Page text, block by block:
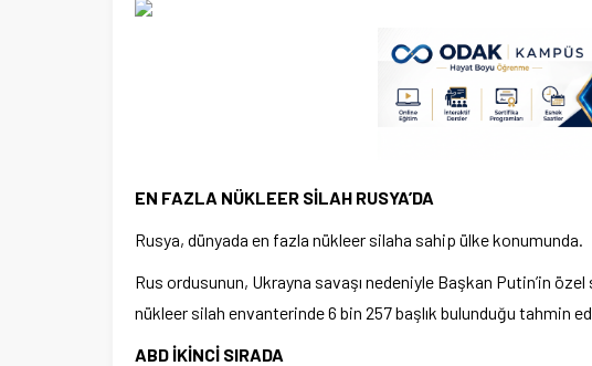
EN FAZLA NÜKLEER SİLAH RUSYA’DA
Rusya, dünyada en fazla nükleer silaha sahip ülke konumunda.
Rus ordusunun, Ukrayna savaşı nedeniyle Başkan Putin’in
nükleer silah envanterinde 6 bin 257 başlık bulunduğu tahmin
ABD İKİNCİ SIRADA